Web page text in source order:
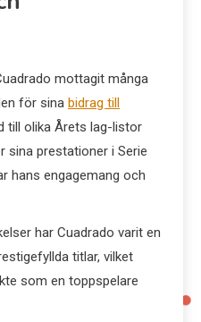
mottagit många
för sina bidrag till
till olika Årets lag-listor
prestationer i Serie
hans engagemang och
har Cuadrado varit en
titlar, vilket
som en toppspelare